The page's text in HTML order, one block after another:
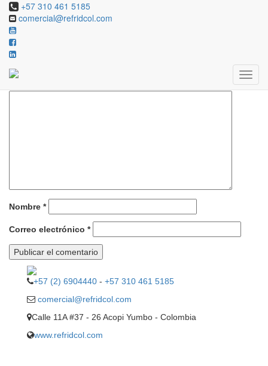
+57 310 461 5185
comercial@refridcol.com
Deja una respuesta
Tu dirección de correo electrónico no será publicada.
Nombre *
Correo electrónico *
+57 (2) 6904440 - +57 310 461 5185
comercial@refridcol.com
Calle 11A #37 - 26 Acopi Yumbo - Colombia
www.refridcol.com